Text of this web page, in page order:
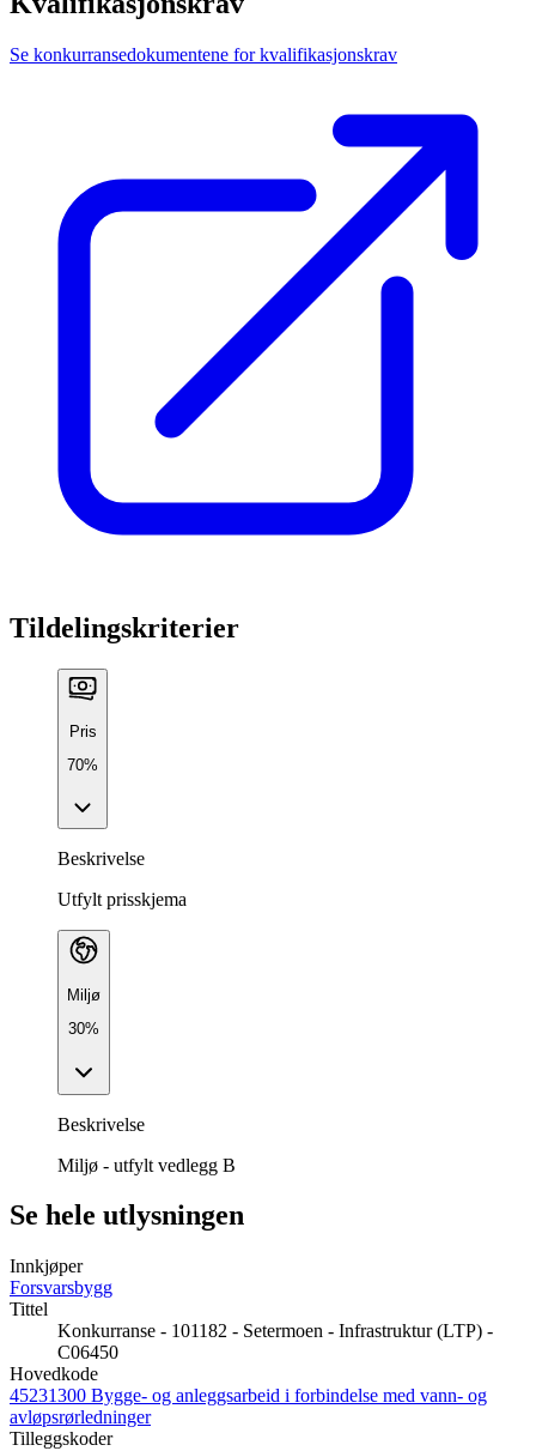
Se konkurransedokumentene for kvalifikasjonskrav
Tildelingskriterier
Pris
70%
Beskrivelse
Utfylt prisskjema
Miljø
30%
Beskrivelse
Miljø - utfylt vedlegg B
Se hele utlysningen
Innkjøper
Forsvarsbygg
Tittel
Konkurranse - 101182 - Setermoen - Infrastruktur (LTP) -
C06450
Hovedkode
45231300 Bygge- og anleggsarbeid i forbindelse med vann- og
avløpsrørledninger
Tilleggskoder